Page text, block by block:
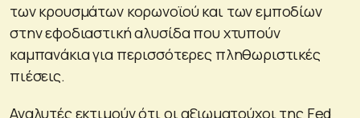
των κρουσμάτων κορωνοϊού και των εμποδίων
στην εφοδιαστική αλυσίδα που χτυπούν
καμπανάκια για περισσότερες πληθωριστικές
πιέσεις.
Αναλυτές εκτιμούν ότι οι αξιωματούχοι της Fed